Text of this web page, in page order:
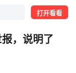
打开看看
，说明了